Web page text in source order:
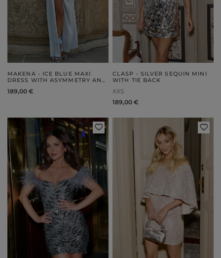
MAKENA - ICE BLUE MAXI
DRESS WITH ASYMMETRY AND
189,00 €
CLASP - SILVER SEQUIN MINI
WITH TIE BACK
XXS
189,00 €